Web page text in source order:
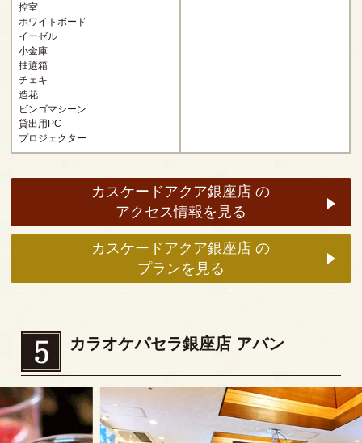
控室
ホワイトボード
イーゼル
小金庫
抽選箱
チェキ
造花
ビンゴマシーン
貸出用PC
プロジェクター
カスケードアクア銀座店 の
アクセス情報を見る
カスケードアクア銀座店 の
プランを見る
カラオケパセラ銀座店 アバン